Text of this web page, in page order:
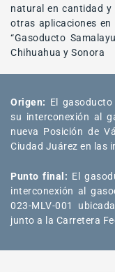
natural en cantidad y
otras aplicaciones en
“Gasoducto
Chihuahua y Sonora
Origen: El
su interconexión al
nueva Posición de
Ciudad Juárez en las
Punto final: El
interconexión al
023-MLV-001
junto a la Carretera